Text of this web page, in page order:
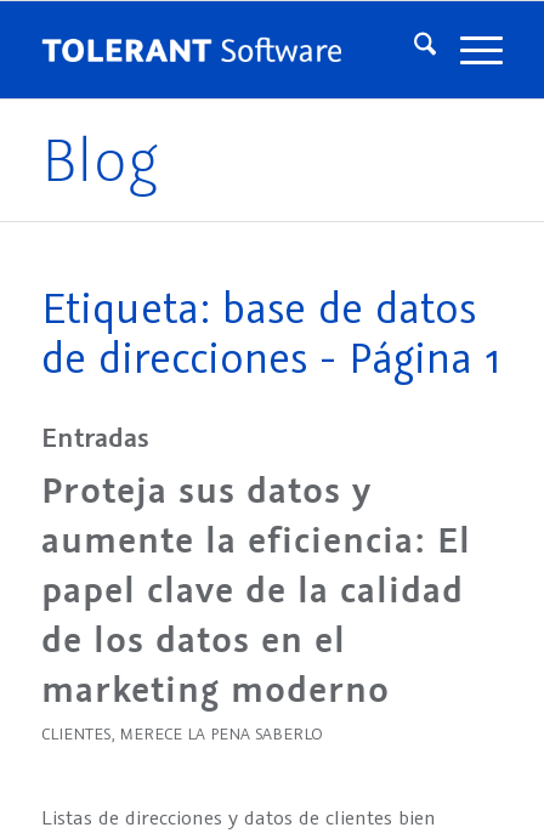
Blog
Etiqueta: base de datos
de direcciones - Página 1
Entradas
Proteja sus datos y
aumente la eficiencia: El
papel clave de la calidad
de los datos en el
marketing moderno
CLIENTES, MERECE LA PENA SABERLO
Listas de direcciones y datos de clientes bien